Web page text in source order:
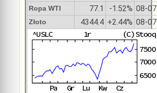
Ropa WTI 77.1 -1.52% 08-07
Złoto 4344.4 +2.44% 08-07